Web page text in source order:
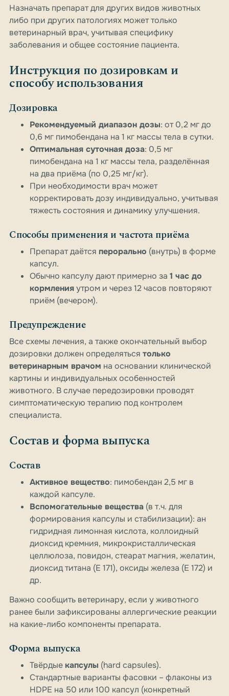
Назначать препарат для других видов животных
либо при других патологиях может только
ветеринарный врач, учитывая специфику
заболевания и общее состояние пациента.
Инструкция по дозировкам и
способу использования
Дозировка
Рекомендуемый диапазон дозы: от 0,2 мг до
0,6 мг пимобендана на 1 кг массы тела в сутки.
Оптимальная суточная доза: 0,5 мг
пимобендана на 1 кг массы тела, разделённая
на два приёма (по 0,25 мг/кг).
При необходимости врач может
корректировать дозу индивидуально, учитывая
тяжесть состояния и динамику улучшения.
Способы применения и частота приёма
Препарат даётся перорально (внутрь) в форме
капсул.
Обычно капсулу дают примерно за 1 час до
кормленияутром и через 12 часов повторяют
приём (вечером).
Предупреждение
Все схемы лечения, а также окончательный выбор
дозировки должен определяться только
ветеринарным врачом на основании клинической
картины и индивидуальных особенностей
животного. В случае передозировки проводят
симптоматическую терапию под контролем
специалиста.
Состав и форма выпуска
Состав
Активное вещество: пимобендан 2,5 мг в
каждой капсуле.
Вспомогательные вещества (в т.ч. для
формирования капсулы и стабилизации): ан
гидридная лимонная кислота, коллоидный
диоксид кремния, микрокристаллическая
целлюлоза, повидон, стеарат магния, желатин,
диоксид титана (E 171), оксиды железа (E 172) и
др.
Важно сообщить ветеринару, если у животного
ранее были зафиксированы аллергические реакции
на какие-либо компоненты препарата.
Форма выпуска
Твёрдые капсулы (hard capsules).
Стандартные варианты фасовки – флаконы из
HDPE на 50 или 100 капсул (конкретный